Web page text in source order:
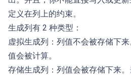
定义在列上的约束。
生成列有 2 种类型：
虚拟生成列：列值不会被存储下
值会被计算。
存储生成列：列值会被存储下来